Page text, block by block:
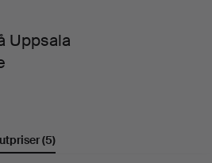
Uppsala
(5)